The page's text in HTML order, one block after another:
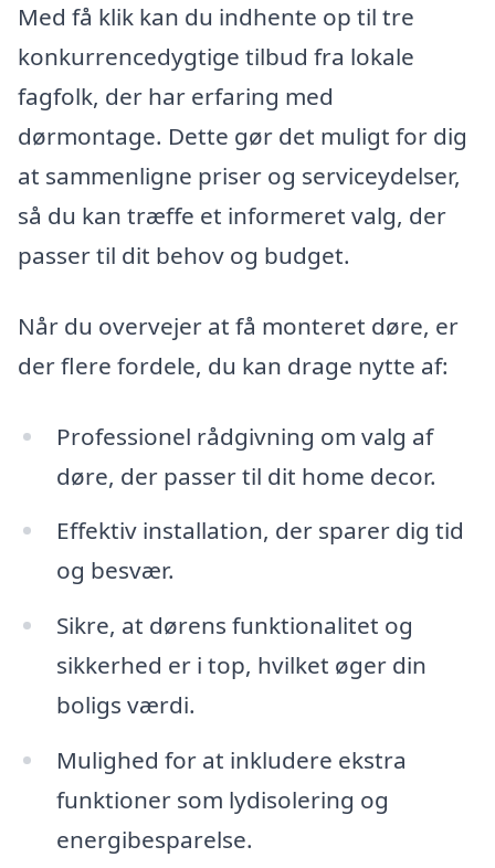
Med få klik kan du indhente op til tre
konkurrencedygtige tilbud fra lokale
fagfolk, der har erfaring med
dørmontage. Dette gør det muligt for dig
at sammenligne priser og serviceydelser,
så du kan træffe et informeret valg, der
passer til dit behov og budget.
Når du overvejer at få monteret døre, er
der flere fordele, du kan drage nytte af:
Professionel rådgivning om valg af
døre, der passer til dit home decor.
Effektiv installation, der sparer dig tid
og besvær.
Sikre, at dørens funktionalitet og
sikkerhed er i top, hvilket øger din
boligs værdi.
Mulighed for at inkludere ekstra
funktioner som lydisolering og
energibesparelse.